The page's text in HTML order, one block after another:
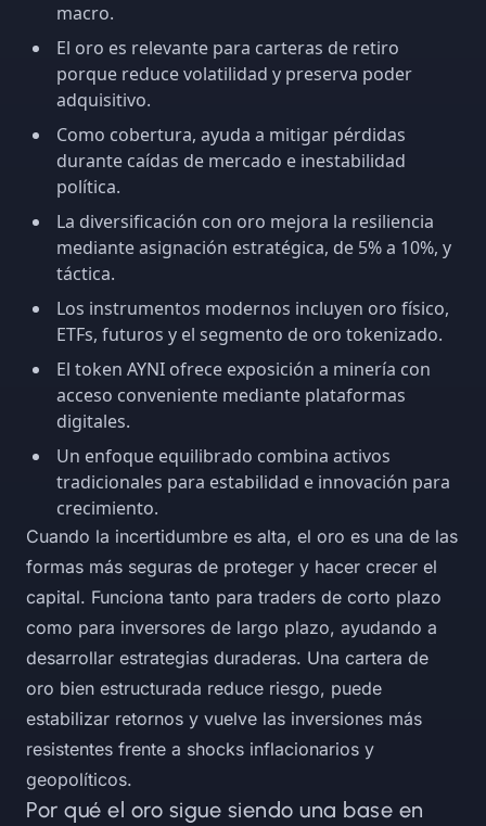
macro.
El oro es relevante para carteras de retiro
porque reduce volatilidad y preserva poder
adquisitivo.
Como cobertura, ayuda a mitigar pérdidas
durante caídas de mercado e inestabilidad
política.
La diversificación con oro mejora la resiliencia
mediante asignación estratégica, de 5% a 10%, y
táctica.
Los instrumentos modernos incluyen oro físico,
ETFs, futuros y el segmento de oro tokenizado.
El token AYNI ofrece exposición a minería con
acceso conveniente mediante plataformas
digitales.
Un enfoque equilibrado combina activos
tradicionales para estabilidad e innovación para
crecimiento.
Cuando la incertidumbre es alta, el oro es una de las
formas más seguras de proteger y hacer crecer el
capital. Funciona tanto para traders de corto plazo
como para inversores de largo plazo, ayudando a
desarrollar estrategias duraderas. Una cartera de
oro bien estructurada reduce riesgo, puede
estabilizar retornos y vuelve las inversiones más
resistentes frente a shocks inflacionarios y
geopolíticos.
Por qué el oro sigue siendo una base en